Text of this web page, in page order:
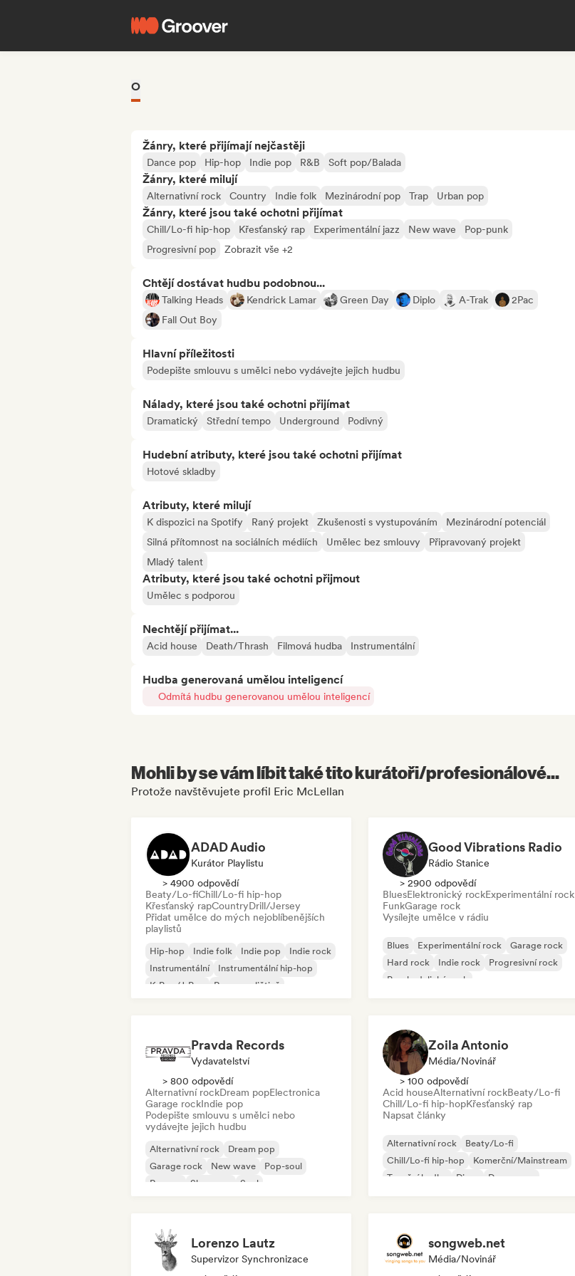
O
Žánry, které přijímají nejčastěji
Dance pop Hip-hop Indie pop R&B Soft pop/Balada
Žánry, které milují
Alternativní rock Country Indie folk Mezinárodní pop Trap Urban pop
Žánry, které jsou také ochotni přijímat
Chill/Lo-fi hip-hop Křesťanský rap Experimentální jazz New wave
Pop-punk
Progresivní pop
Zobrazit vše +2
Chtějí dostávat hudbu podobnou...
Talking Heads Kendrick Lamar Green Day Diplo A-Trak
2Pac
Fall Out Boy
Hlavní příležitosti
Podepište smlouvu s umělci nebo vydávejte jejich hudbu
Nálady, které jsou také ochotni přijímat
Dramatický Střední tempo Underground Podivný
Hudební atributy, které jsou také ochotni přijímat
Hotové skladby
Atributy, které milují
K dispozici na Spotify Raný projekt Zkušenosti s vystupováním
Mezinárodní potenciál
Silná přítomnost na sociálních médiích
Umělec bez smlouvy
Připravovaný projekt
Mladý talent
Atributy, které jsou také ochotni přijmout
Umělec s podporou
Nechtějí přijímat...
Acid house Death/Thrash Filmová hudba Instrumentální
Hudba generovaná umělou inteligencí
Odmítá hudbu generovanou umělou inteligencí
Mohli by se vám líbit také tito kurátoři/profesionálové...
Protože navštěvujete profil Eric McLellan
ADAD Audio
Kurátor Playlistu
> 4900 odpovědí
Beaty/Lo-fiChill/Lo-fi hip-hop
Křesťanský rapCountryDrill/Jersey
Přidat umělce do mých nejoblíbenějších
playlistů
Hip-hop Indie folk Indie pop
Indie rock
Instrumentální
Instrumentální hip-hop
K-Pop/J-Pop
Rap v angličtině
Good Vibrations Radio
Rádio Stanice
> 2900 odpovědí
BluesElektronický rockExperimentální rock
FunkGarage rock
Vysílejte umělce v rádiu
Blues Experimentální rock
Garage rock
Hard rock
Indie rock
Progresivní rock
Psychedelický rock
Pravda Records
Vydavatelství
> 800 odpovědí
Alternativní rockDream popElectronica
Garage rockIndie pop
Podepište smlouvu s umělci nebo
vydávejte jejich hudbu
Alternativní rock
Dream pop
Garage rock
New wave
Pop-soul
Reggae
Shoegaze Soul
Zoila Antonio
Média/novinář
> 100 odpovědí
Acid houseAlternativní rockBeaty/Lo-fi
Chill/Lo-fi hip-hopKřesťanský rap
Napsat články
Alternativní rock
Beaty/Lo-fi
Chill/Lo-fi hip-hop
Komerční/Mainstream
Taneční hudba
Disco
Dream pop
Lorenzo Lautz
Supervizor Synchronizace
songweb.net
Média/novinář